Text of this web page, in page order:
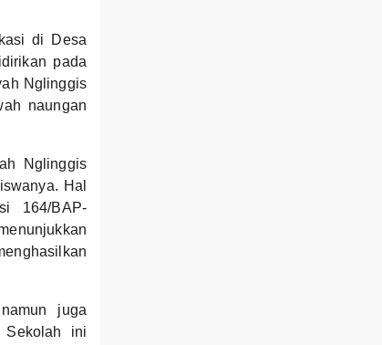
di Desa
pada
Nglinggis
naungan
Nglinggis
Hal
164/BAP-
juga
Sekolah ini